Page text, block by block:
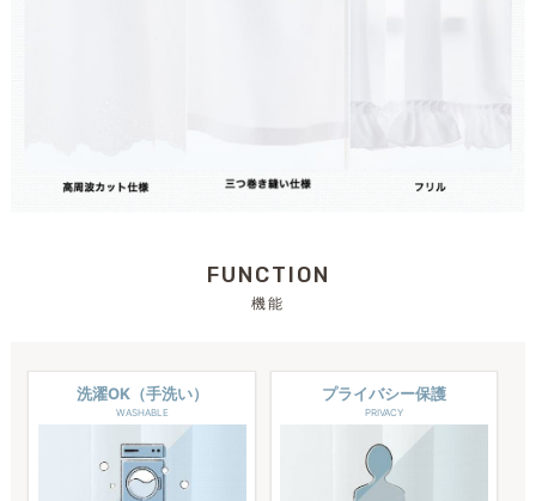
FUNCTION
機能
洗濯OK（手洗い）
WASHABLE
プライバシー保護
PRIVACY